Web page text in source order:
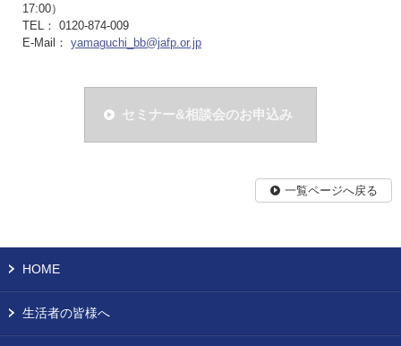
17:00）
TEL： 0120-874-009
E-Mail： yamaguchi_bb@jafp.or.jp
セミナー&相談会のお申込み
一覧ページへ戻る
HOME
生活者の皆様へ